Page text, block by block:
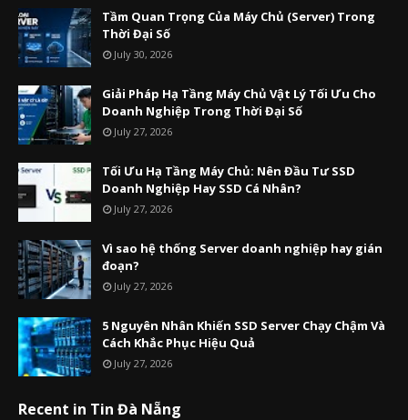
Tầm Quan Trọng Của Máy Chủ (Server) Trong
Thời Đại Số
July 30, 2026
Giải Pháp Hạ Tầng Máy Chủ Vật Lý Tối Ưu Cho
Doanh Nghiệp Trong Thời Đại Số
July 27, 2026
Tối Ưu Hạ Tầng Máy Chủ: Nên Đầu Tư SSD
Doanh Nghiệp Hay SSD Cá Nhân?
July 27, 2026
Vì sao hệ thống Server doanh nghiệp hay gián
đoạn?
July 27, 2026
5 Nguyên Nhân Khiến SSD Server Chạy Chậm Và
Cách Khắc Phục Hiệu Quả
July 27, 2026
Recent in Tin Đà Nẵng